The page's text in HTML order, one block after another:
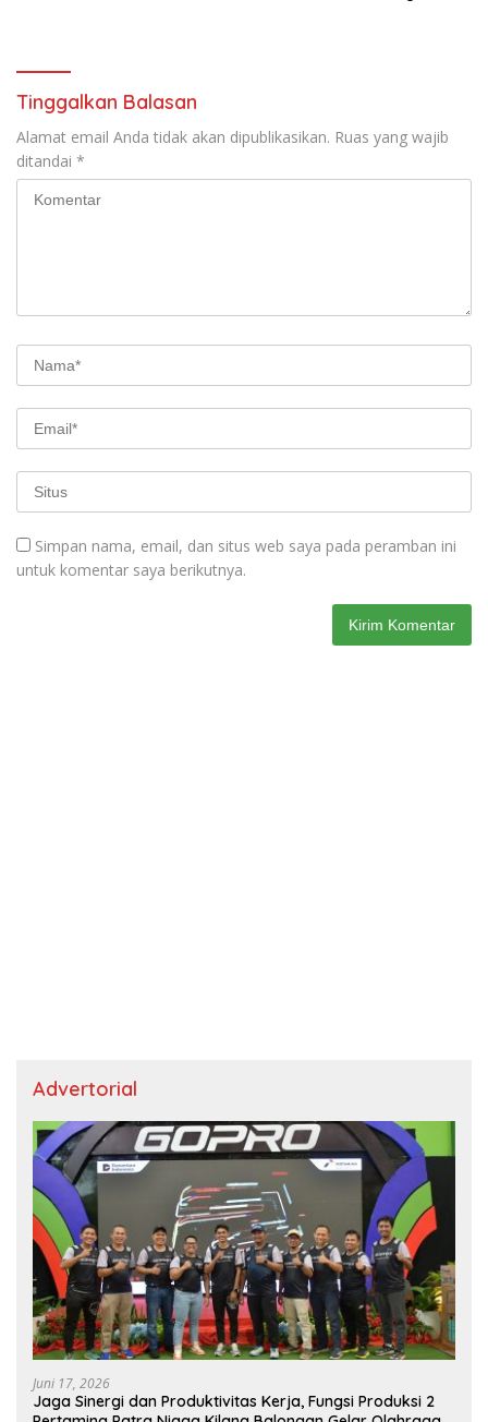
Tinggalkan Balasan
Alamat email Anda tidak akan dipublikasikan. Ruas yang wajib
ditandai *
Simpan nama, email, dan situs web saya pada peramban ini
untuk komentar saya berikutnya.
Advertorial
Juni 17, 2026
Jaga Sinergi dan Produktivitas Kerja, Fungsi Produksi 2